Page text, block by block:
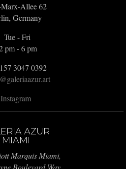
Allee 62
Germany
Tue - Fri
pm - 6 pm
3047 0392
Instagram
AZUR
MIAMI
Marquis Miami,
Boulevard Way,